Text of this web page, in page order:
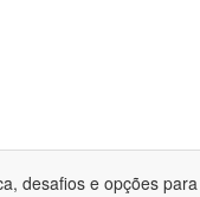
desafios e opções para